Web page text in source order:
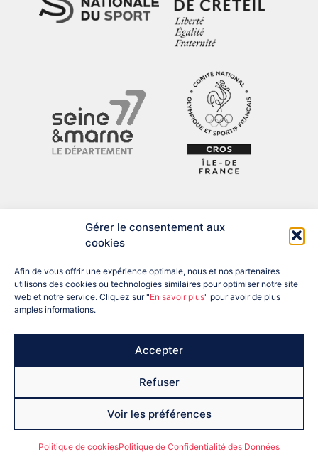
Gérer le consentement aux
cookies
Afin de vous offrir une expérience optimale, nous et nos partenaires
utilisons des cookies ou technologies similaires pour optimiser notre site
web et notre service. Cliquez sur "En savoir plus" pour avoir de plus
amples informations.
Accepter
Refuser
Voir les préférences
Politique de cookiesPolitique de Confidentialité des Données
ADRESSE : 12 BIS RUE DU PRÉSIDENT DESPATYS, 77007 MELUN
TÉL : 01 60 56 04 57
EMAIL : SEINEETMARNE@FRANCEOLYMPIQUE.COM
copyright 2026 CDOS 77Mentions légales
Politique de cookies (UE)